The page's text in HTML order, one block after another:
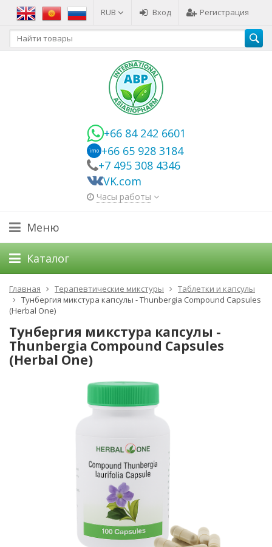
RUB Вход Регистрация
+66 84 242 6601
imo +66 65 928 3184
+7 495 308 4346
VK.com
Часы работы
Меню
Каталог
Главная Терапевтические микстуры
Таблетки и капсулы
Тунбергия микстура капсулы - Thunbergia Compound Capsules
(Herbal One)
Тунбергия микстура капсулы -
Thunbergia Compound Capsules
(Herbal One)